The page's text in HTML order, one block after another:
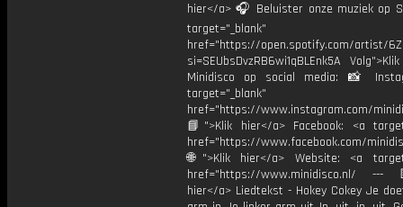
hier</a> 🎧 Beluister onze muziek op
target="_blank"
href="https://open.spotify.com/artist/
si=SEUbsDvzRB6wi1qBLEnk5A
Minidisco op social media: 📸
target="_blank"
href="https://www.instagram.com/
📘">Klik hier</a> Facebook: <a
href="https://www.facebook.com/
🌐">Klik hier</a> Website: <a
href="https://www.minidisco.nl/ ---
hier</a> Liedtekst - Hokey Cokey Je